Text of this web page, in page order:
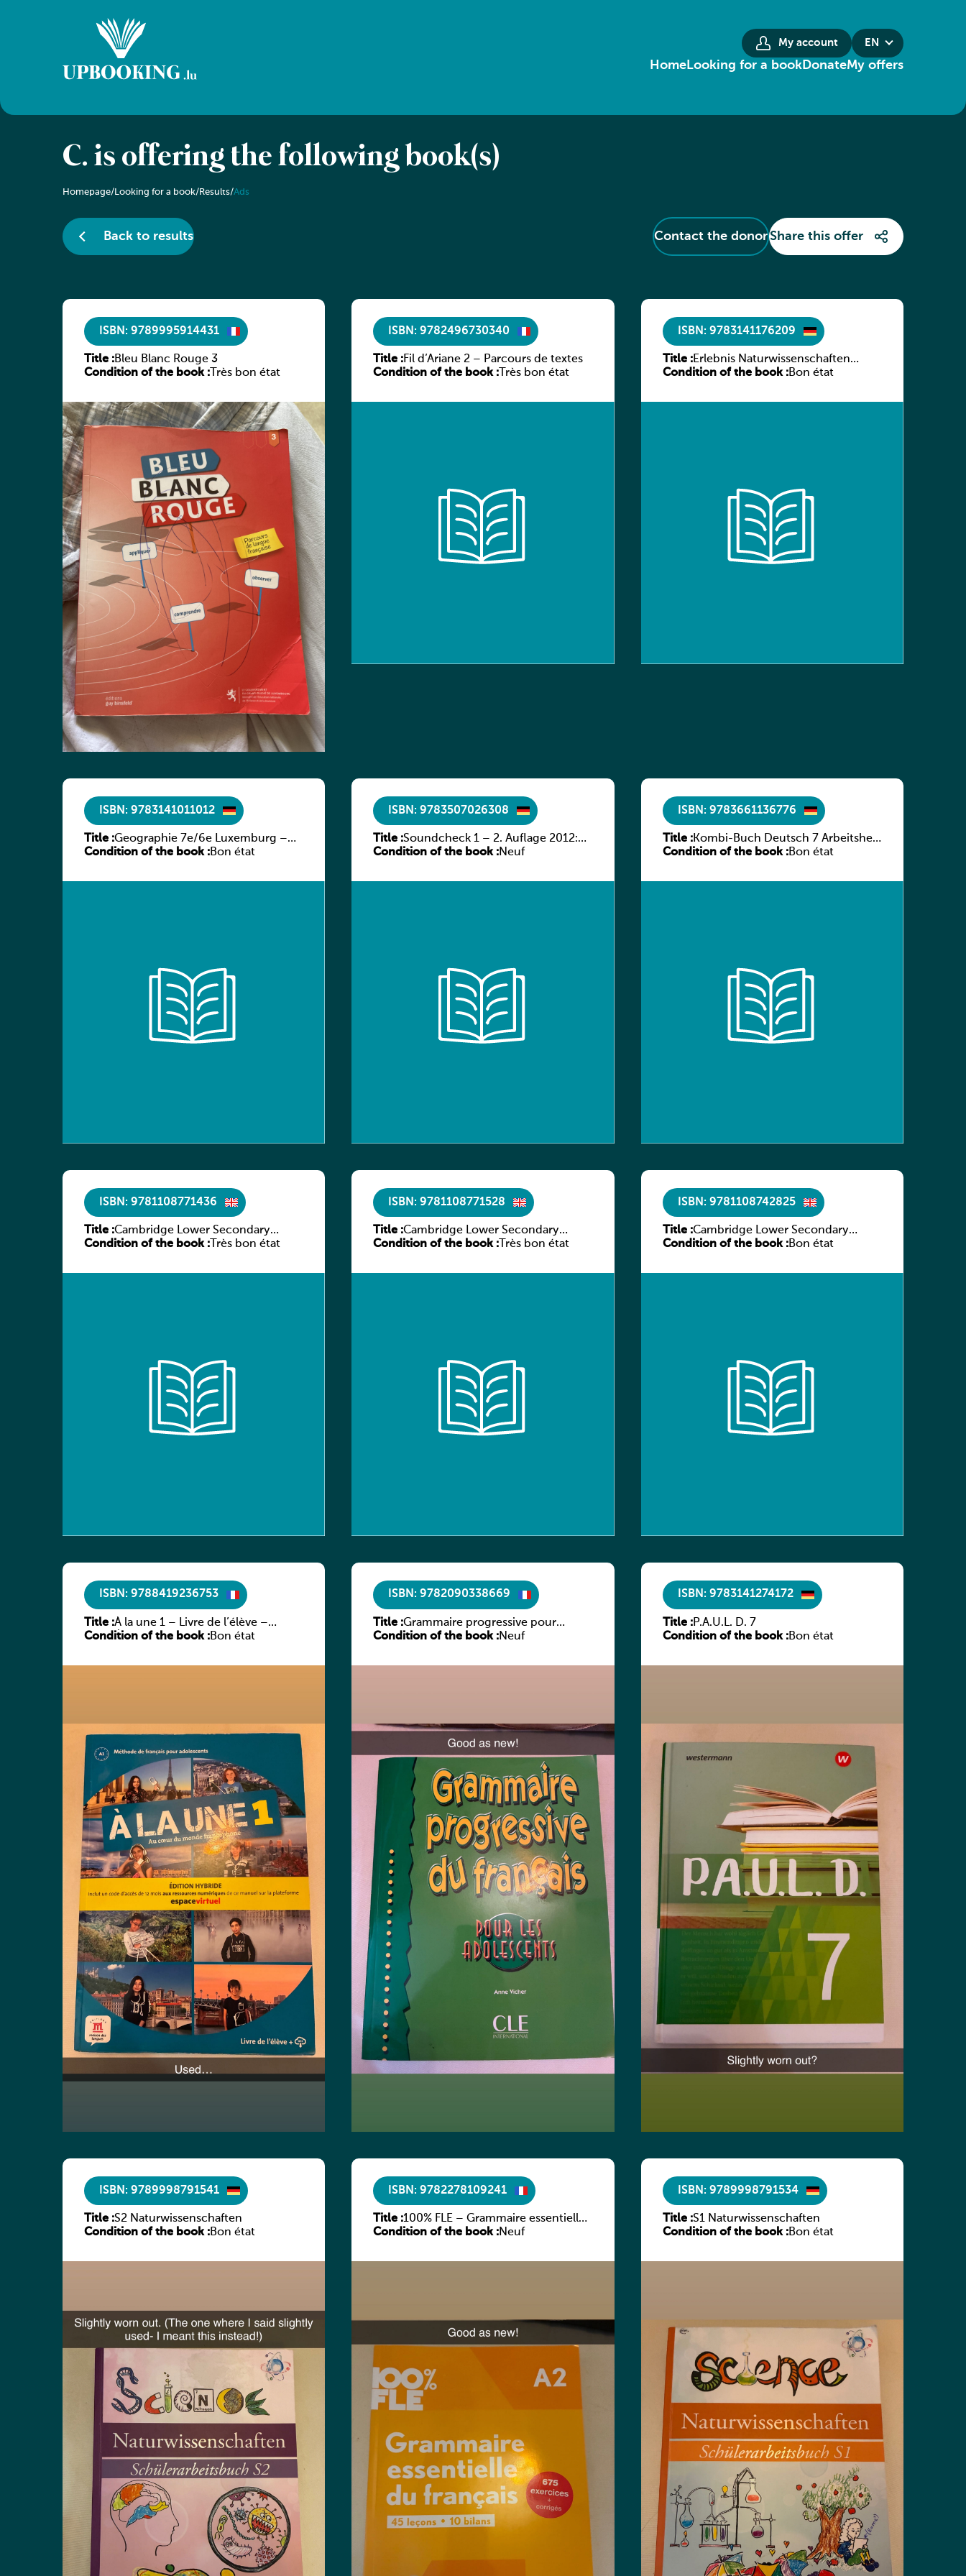
My account EN
HomeLooking for a bookDonateMy offers
C. is offering the following book(s)
Homepage/Looking for a book/Results/Ads
Back to results Contact the donorShare this offer
ISBN: 9789995914431
Title :Bleu Blanc Rouge 3
Condition of the book : Très bon état
ISBN: 9782496730340
Title :Fil d’Ariane 2 – Parcours de textes
Condition of the book : Très bon état
ISBN: 9783141176209
Title :Erlebnis Naturwissenschaften
Luxemburg 7e/6e ESC
Condition of the book :Bon état
ISBN: 9783141011012
Title :Geographie 7e/6e Luxemburg –
Diercke Praxis
Condition of the book :Bon état
ISBN: 9783507026308
Title :Soundcheck 1 – 2. Auflage 2012:
Schülerband 1
Condition of the book :Neuf
ISBN: 9783661136776
Title :Kombi-Buch Deutsch 7 Arbeitsheft
(Neue Ausgabe Luxemburg)
Condition of the book :Bon état
ISBN: 9781108771436
Title :Cambridge Lower Secondary
Mathematics Learner’s Book 7
Condition of the book : Très bon état
ISBN: 9781108771528
Title :Cambridge Lower Secondary
Mathematics Learner’s Book 8
Condition of the book : Très bon état
ISBN: 9781108742825
Title :Cambridge Lower Secondary
Science Learner’s Book with Digital
Condition of the book :Bon état
ISBN: 9788419236753
Title :À la une 1 – Livre de l’élève –
Édition hybride
Condition of the book :Bon état
ISBN: 9782090338669
Title :Grammaire progressive pour
adolescents – Niveau débutant
Condition of the book :Neuf
ISBN: 9783141274172
Title :P.A.U.L. D. 7
Condition of the book :Bon état
ISBN: 9789998791541
Title :S2 Naturwissenschaften
Condition of the book :Bon état
ISBN: 9782278109241
Title :100% FLE – Grammaire essentielle
du français – A2
Condition of the book :Neuf
ISBN: 9789998791534
Title :S1 Naturwissenschaften
Condition of the book :Bon état